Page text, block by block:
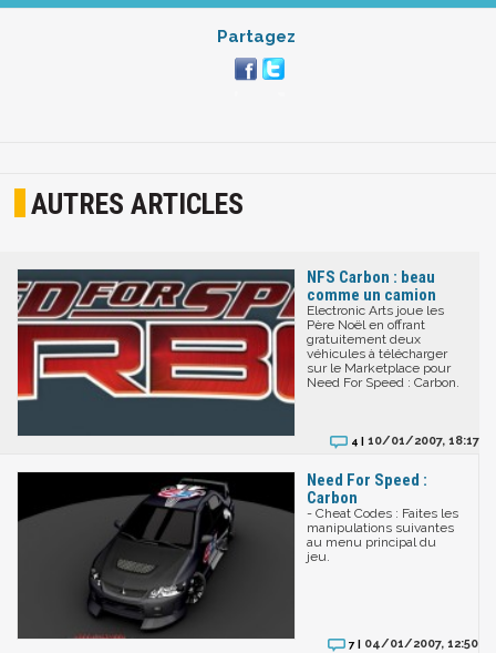
Partagez
AUTRES ARTICLES
NFS Carbon : beau
comme un camion
Electronic Arts joue les
Père Noël en offrant
gratuitement deux
véhicules à télécharger
sur le Marketplace pour
Need For Speed : Carbon.
4 | 10/01/2007, 18:17
Need For Speed :
Carbon
- Cheat Codes : Faites les
manipulations suivantes
au menu principal du
jeu.
7 | 04/01/2007, 12:50